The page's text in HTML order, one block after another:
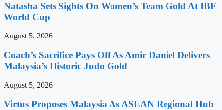
Natasha Sets Sights On Women’s Team Gold At IBF
World Cup
August 5, 2026
Coach’s Sacrifice Pays Off As Amir Daniel Delivers
Malaysia’s Historic Judo Gold
August 5, 2026
Virtus Proposes Malaysia As ASEAN Regional Hub